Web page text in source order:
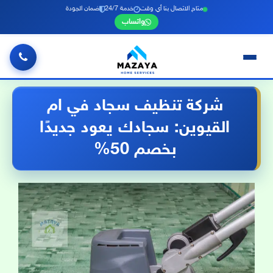
متاح الاتصال بنا أي وقت خدمة 24/7 ضمان الجودة
واتساب
شركة تنظيف سجاد في ام
القيوين: سجادك يعود جديدًا
بخصم 50%